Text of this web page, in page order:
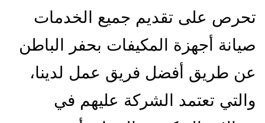
تحرص على تقديم جميع الخدمات
صيانة أجهزة المكيفات بحفر الباطن
عن طريق أفضل فريق عمل لدينا،
والتي تعتمد الشركة عليهم في